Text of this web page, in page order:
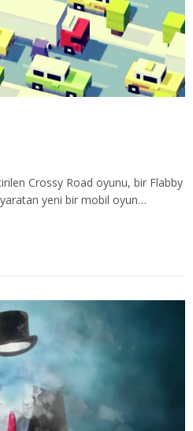
Crossy Road oyunu, bir Flabby
yaratan yeni bir mobil oyun…